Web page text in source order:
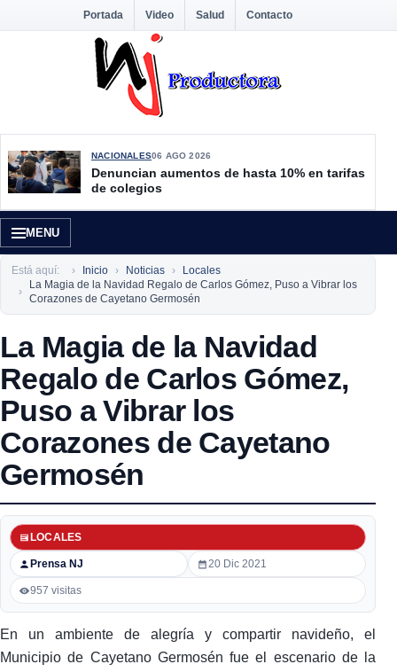
Portada Video Salud Contacto
NACIONALES06 AGO 2026
Denuncian aumentos de hasta 10% en tarifas
de colegios
MENU
Está aquí: Inicio Noticias
Locales
La Magia de la Navidad Regalo de Carlos Gómez, Puso a Vibrar los
Corazones de Cayetano Germosén
La Magia de la Navidad
Regalo de Carlos Gómez,
Puso a Vibrar los
Corazones de Cayetano
Germosén
Prensa NJ
LOCALES
20 Dic 2021
957 visitas
En un ambiente de alegría y compartir navideño, el
Municipio de Cayetano Germosén fue el escenario de la